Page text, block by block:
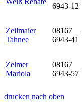
6943-12
Zeilmaier
Tahnee
08167
6943-41
Zelmer
Mariola
08167
6943-57
drucken nach oben